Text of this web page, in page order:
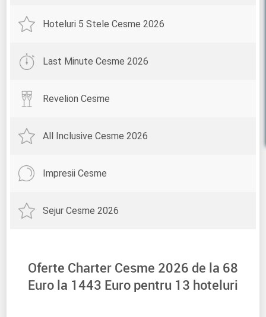
Hoteluri 5 Stele Cesme 2026
Last Minute Cesme 2026
Revelion Cesme
All Inclusive Cesme 2026
Impresii Cesme
Sejur Cesme 2026
Oferte Charter Cesme 2026 de la 68
Euro la 1443 Euro pentru 13 hoteluri